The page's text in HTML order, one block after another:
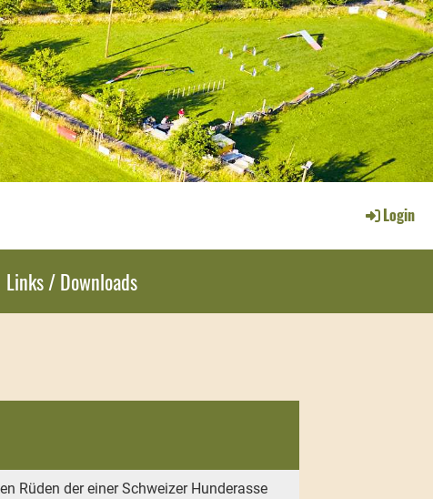
Login
Links / Downloads
Rüden der einer Schweizer Hunderasse